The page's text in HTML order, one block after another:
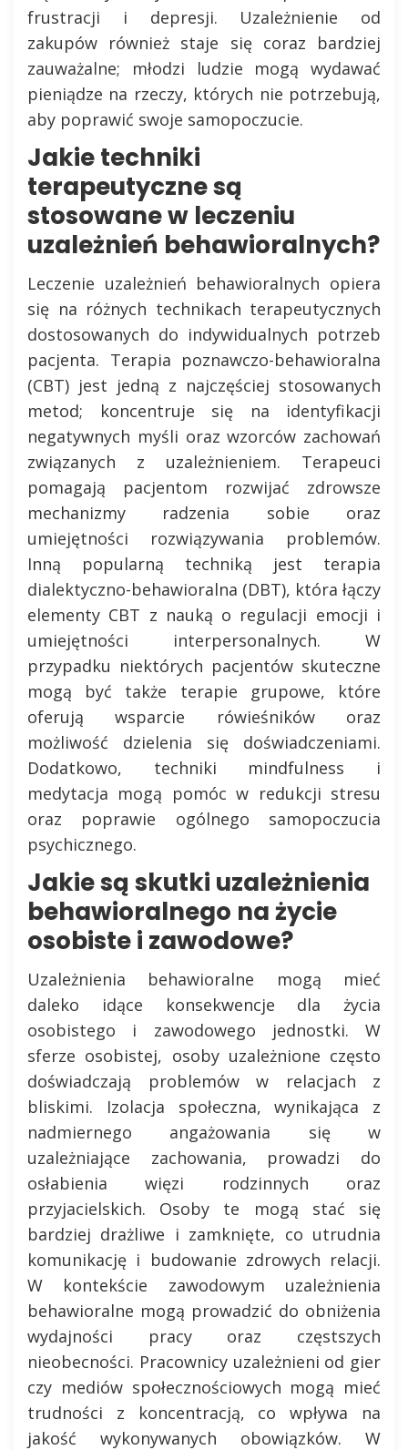
frustracji i depresji. Uzależnienie od
zakupów również staje się coraz bardziej
zauważalne; młodzi ludzie mogą wydawać
pieniądze na rzeczy, których nie potrzebują,
aby poprawić swoje samopoczucie.
Jakie techniki
terapeutyczne są
stosowane w leczeniu
uzależnień behawioralnych?
Leczenie uzależnień behawioralnych opiera
się na różnych technikach terapeutycznych
dostosowanych do indywidualnych potrzeb
pacjenta. Terapia poznawczo-behawioralna
(CBT) jest jedną z najczęściej stosowanych
metod; koncentruje się na identyfikacji
negatywnych myśli oraz wzorców zachowań
związanych z uzależnieniem. Terapeuci
pomagają pacjentom rozwijać zdrowsze
mechanizmy radzenia sobie oraz
umiejętności rozwiązywania problemów.
Inną popularną techniką jest terapia
dialektyczno-behawioralna (DBT), która łączy
elementy CBT z nauką o regulacji emocji i
umiejętności interpersonalnych. W
przypadku niektórych pacjentów skuteczne
mogą być także terapie grupowe, które
oferują wsparcie rówieśników oraz
możliwość dzielenia się doświadczeniami.
Dodatkowo, techniki mindfulness i
medytacja mogą pomóc w redukcji stresu
oraz poprawie ogólnego samopoczucia
psychicznego.
Jakie są skutki uzależnienia
behawioralnego na życie
osobiste i zawodowe?
Uzależnienia behawioralne mogą mieć
daleko idące konsekwencje dla życia
osobistego i zawodowego jednostki. W
sferze osobistej, osoby uzależnione często
doświadczają problemów w relacjach z
bliskimi. Izolacja społeczna, wynikająca z
nadmiernego angażowania się w
uzależniające zachowania, prowadzi do
osłabienia więzi rodzinnych oraz
przyjacielskich. Osoby te mogą stać się
bardziej drażliwe i zamknięte, co utrudnia
komunikację i budowanie zdrowych relacji.
W kontekście zawodowym uzależnienia
behawioralne mogą prowadzić do obniżenia
wydajności pracy oraz częstszych
nieobecności. Pracownicy uzależnieni od gier
czy mediów społecznościowych mogą mieć
trudności z koncentracją, co wpływa na
jakość wykonywanych obowiązków. W